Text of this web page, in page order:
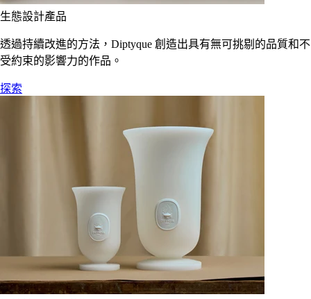
生態設計產品
透過持續改進的方法，Diptyque 創造出具有無可挑剔的品質和不
受約束的影響力的作品。
探索